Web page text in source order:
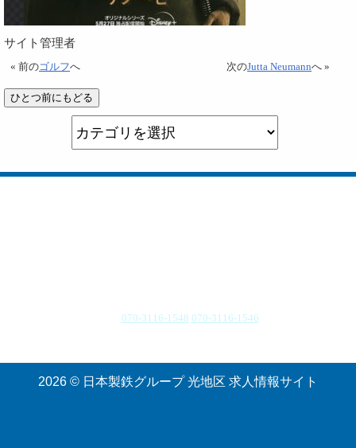
サイト管理者
« 前のゴルフへ 次のJutta Neumannへ »
070-3116-1548 070-3116-1546
2026 © 日本製鉄グループ 光地区 求人情報サイト